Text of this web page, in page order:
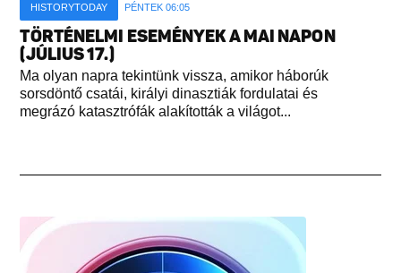
HISTORYTODAY PÉNTEK 06:05
TÖRTÉNELMI ESEMÉNYEK A MAI NAPON
(JÚLIUS 17.)
Ma olyan napra tekintünk vissza, amikor háborúk
sorsdöntő csatái, királyi dinasztiák fordulatai és
megrázó katasztrófák alakították a világot...